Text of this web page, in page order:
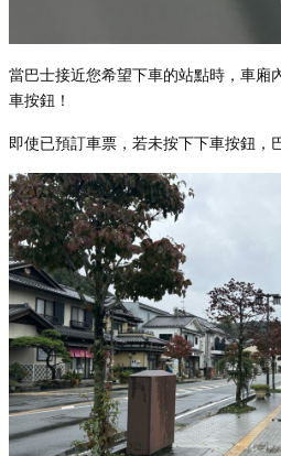
當巴士接近您希望下車的站點時，車廂
車按鈕！
即使已預訂車票，若未按下下車按鈕，